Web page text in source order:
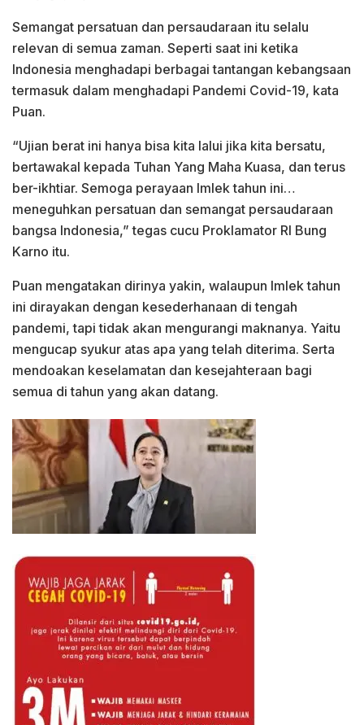
Semangat persatuan dan persaudaraan itu selalu
relevan di semua zaman. Seperti saat ini ketika
Indonesia menghadapi berbagai tantangan kebangsaan
termasuk dalam menghadapi Pandemi Covid-19, kata
Puan.
“Ujian berat ini hanya bisa kita lalui jika kita bersatu,
bertawakal kepada Tuhan Yang Maha Kuasa, dan terus
ber-ikhtiar. Semoga perayaan Imlek tahun ini…
meneguhkan persatuan dan semangat persaudaraan
bangsa Indonesia,” tegas cucu Proklamator RI Bung
Karno itu.
Puan mengatakan dirinya yakin, walaupun Imlek tahun
ini dirayakan dengan kesederhanaan di tengah
pandemi, tapi tidak akan mengurangi maknanya. Yaitu
mengucap syukur atas apa yang telah diterima. Serta
mendoakan keselamatan dan kesejahteraan bagi
semua di tahun yang akan datang.